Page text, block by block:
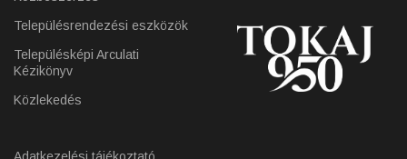
Településrendezési eszközök
Településképi Arculati
Kézikönyv
Közlekedés